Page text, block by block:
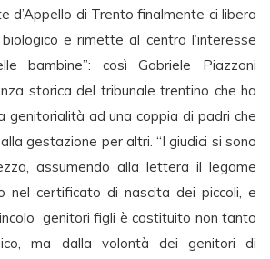
d’Appello di Trento finalmente ci libera
biologico e rimette al centro l’interesse
bambine”: così Gabriele Piazzoni
storica del tribunale trentino che ha
genitorialità ad una coppia di padri che
gestazione per altri. “I giudici si sono
assumendo alla lettera il legame
nel certificato di nascita dei piccoli, e
genitori figli è costituito non tanto
ma dalla volontà dei genitori di